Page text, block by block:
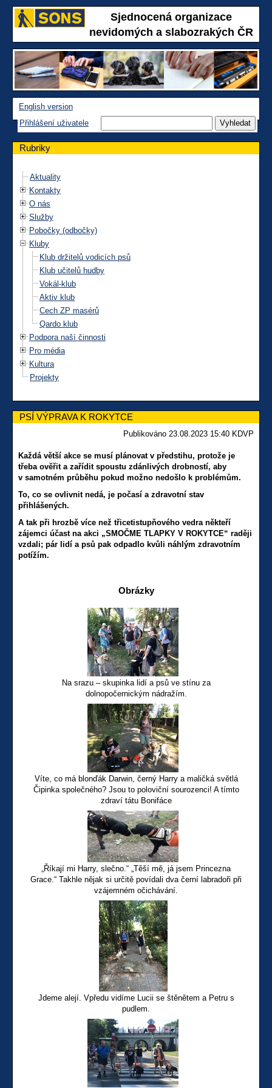
Sjednocená organizace
nevidomých a slabozrakých ČR
English version
Přihlášení uživatele
Rubriky
Aktuality
Kontakty
O nás
Služby
Pobočky (odbočky)
Kluby
Klub držitelů vodicích psů
Klub učitelů hudby
Vokál-klub
Aktiv klub
Cech ZP masérů
Qardo klub
Podpora naší činnosti
Pro média
Kultura
Projekty
PSÍ VÝPRAVA K ROKYTCE
Publikováno 23.08.2023 15:40 KDVP
Každá větší akce se musí plánovat v předstihu, protože je
třeba ověřit a zařídit spoustu zdánlivých drobností, aby
v samotném průběhu pokud možno nedošlo k problémům.
To, co se ovlivnit nedá, je počasí a zdravotní stav
přihlášených.
A tak při hrozbě více než třicetistupňového vedra někteří
zájemci účast na akci „SMOČME TLAPKY V ROKYTCE“ raději
vzdali; pár lidí a psů pak odpadlo kvůli náhlým zdravotním
potížím.
Obrázky
Na srazu – skupinka lidí a psů ve stínu za
dolnopočernickým nádražím.
Víte, co má blonďák Darwin, černý Harry a maličká světlá
Čipinka společného? Jsou to poloviční sourozenci! A tímto
zdraví tátu Bonifáce
„Říkají mi Harry, slečno.“ „Těší mě, já jsem Princezna
Grace.“ Takhle nějak si určitě povídali dva černí labradoři při
vzájemném očichávání.
Jdeme alejí. Vpředu vidíme Lucii se štěnětem a Petru s
pudlem.